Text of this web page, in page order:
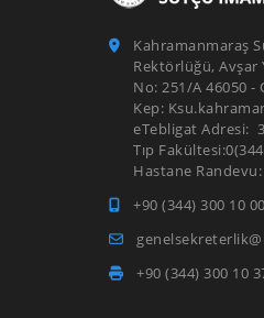
Kahramanmaraş
Rektörlüğü, Avşar
No: 251/A 46050
Kep:
eTebligat Adresi:
Tıp
Hastane
+90 (344) 300 10 00
+90 (344) 300 10